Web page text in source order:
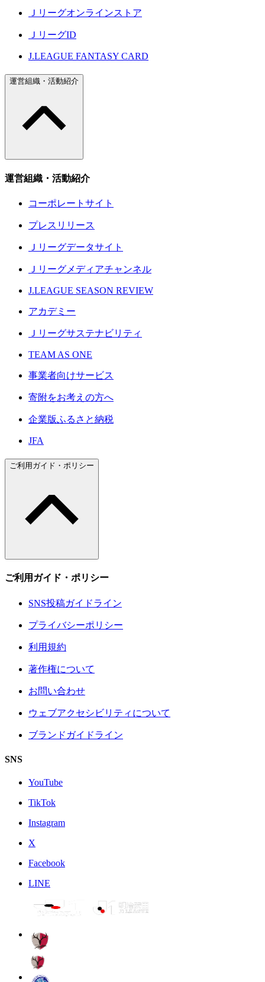
Ｊリーグオンラインストア
ＪリーグID
J.LEAGUE FANTASY CARD
運営組織・活動紹介
運営組織・活動紹介
コーポレートサイト
プレスリリース
Ｊリーグデータサイト
Ｊリーグメディアチャンネル
J.LEAGUE SEASON REVIEW
アカデミー
Ｊリーグサステナビリティ
TEAM AS ONE
事業者向けサービス
寄附をお考えの方へ
企業版ふるさと納税
JFA
ご利用ガイド・ポリシー
ご利用ガイド・ポリシー
SNS投稿ガイドライン
プライバシーポリシー
利用規約
著作権について
お問い合わせ
ウェブアクセシビリティについて
ブランドガイドライン
SNS
YouTube
TikTok
Instagram
X
Facebook
LINE